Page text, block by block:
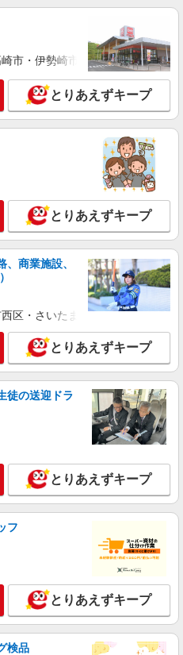
社 第3営業部
高齢者向け住宅での夜専介護士
円〜26600円 ※経験などによる
市
詳細を見る
｜面接なし！履歴書不
資格OK◎
〜2125円 ＜日払い有/週払い有/交
リン代含む)＞
詳細を見る
〜2125円 ＜日払い有/週払い有/交
詳細を見る
のペースでゆったり働こう＊サ
〜2125円 ＜日払い有/週払い有/交
リン代含む)＞
市・伊勢崎市・太田市・館林市
とりあえずキープ
とりあえずキープ
商業施設、
区・さいたま市岩槻区・久喜市・
とりあえずキープ
徒の送迎ドラ
とりあえずキープ
フ
とりあえずキープ
検品